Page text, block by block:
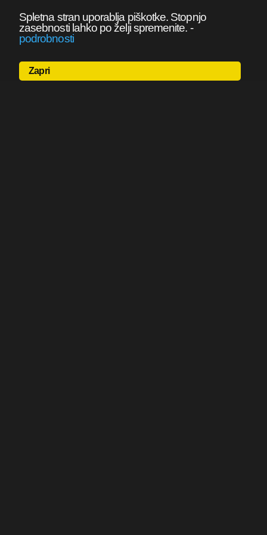
Spletna stran uporablja piškotke. Stopnjo
zasebnosti lahko po želji spremenite. -
podrobnosti
Zapri